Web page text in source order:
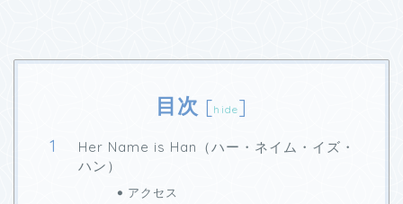
目次 [hide]
Her Name is Han（ハー・ネイム・イズ・
ハン）
アクセス